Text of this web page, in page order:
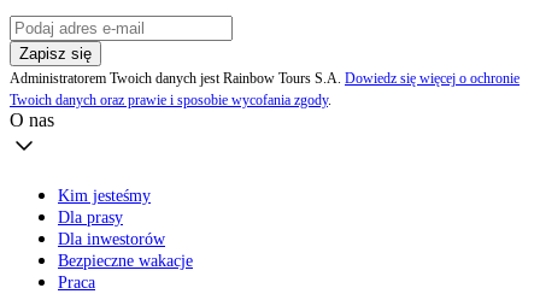
Zapisz się
Administratorem Twoich danych jest Rainbow Tours S.A. Dowiedz się więcej o ochronie
Twoich danych oraz prawie i sposobie wycofania zgody.
O nas
Kim jesteśmy
Dla prasy
Dla inwestorów
Bezpieczne wakacje
Praca